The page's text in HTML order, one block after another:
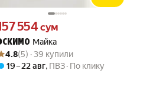
Майка
157554 сум вместо
554сум
товара: 4.8 из 5
(5) · 39 купили
4.8(5) · 39 купили
19 – 22 авг, ПВЗ По клику